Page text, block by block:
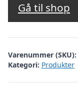
Gå til shop
Varenummer (SKU):
Kategori: Produkter